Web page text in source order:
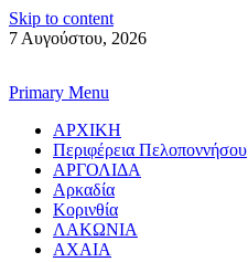
Skip to content
7 Αυγούστου, 2026
Primary Menu
ΑΡΧΙΚΗ
Περιφέρεια Πελοποννήσου
ΑΡΓΟΛΙΔΑ
Αρκαδία
Κορινθία
ΛΑΚΩΝΙΑ
ΑΧΑΙΑ